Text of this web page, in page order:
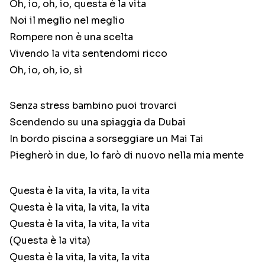
Oh, io, oh, io, questa è la vita
Noi il meglio nel meglio
Rompere non è una scelta
Vivendo la vita sentendomi ricco
Oh, io, oh, io, sì
Senza stress bambino puoi trovarci
Scendendo su una spiaggia da Dubai
In bordo piscina a sorseggiare un Mai Tai
Piegherò in due, lo farò di nuovo nella mia mente
Questa è la vita, la vita, la vita
Questa è la vita, la vita, la vita
Questa è la vita, la vita, la vita
(Questa è la vita)
Questa è la vita, la vita, la vita